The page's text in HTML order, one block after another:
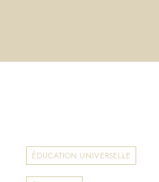
ÉDUCATION UNIVERSELLE